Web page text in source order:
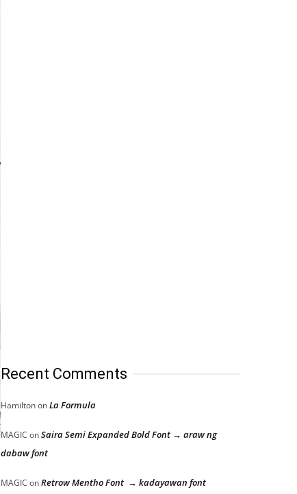
Recent Comments
HamiltononLa Formula
MAGIC onSaira Semi Expanded Bold Font → araw ng
dabaw font
MAGIC onRetrow Mentho Font → kadayawan font